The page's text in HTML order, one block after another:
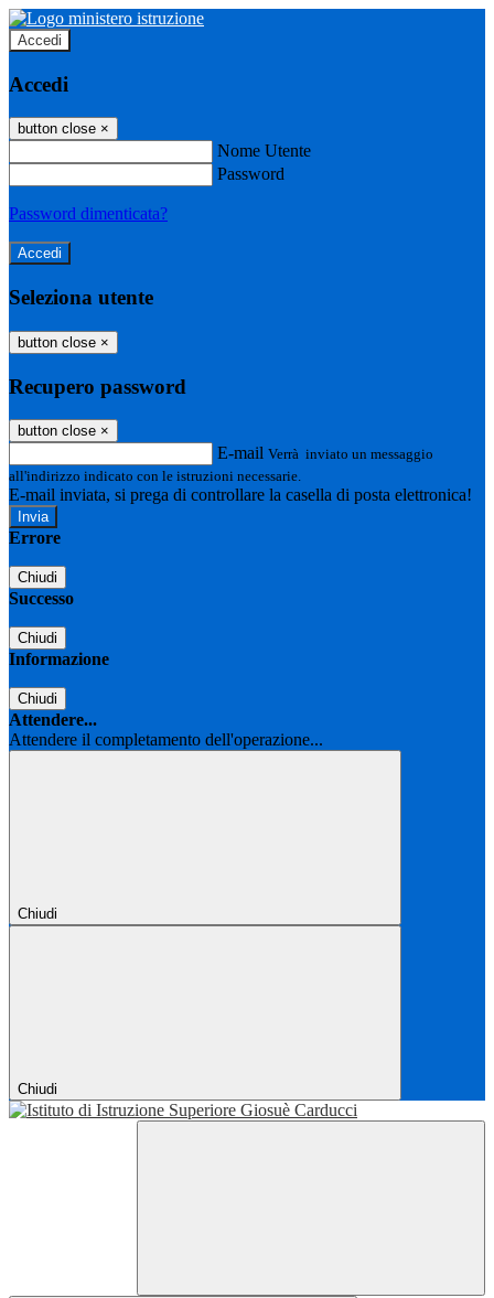
Accedi
Accedi
button close ×
Nome Utente
Password
Password dimenticata?
Seleziona utente
button close ×
Recupero password
button close ×
E-mail Verrà inviato un messaggio
all'indirizzo indicato con le istruzioni necessarie.
E-mail inviata, si prega di controllare la casella di posta elettronica!
Errore
Chiudi
Successo
Chiudi
Informazione
Chiudi
Attendere...
Attendere il completamento dell'operazione...
Chiudi
Chiudi